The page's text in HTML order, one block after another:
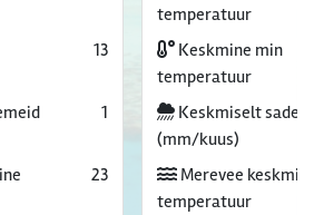
13
1
23
temperatuur
Keskmine min
temperatuur
Keskmiselt
(mm/kuus)
Merevee
temperatuur